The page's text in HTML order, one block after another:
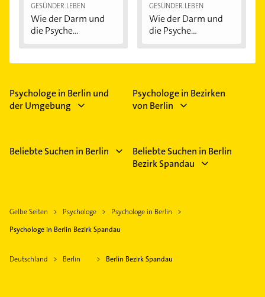
GESÜNDER LEBEN
Wie der Darm und
die Psyche
GESÜNDER LEBEN
Wie der Darm und
die Psyche
Psychologe in Berlin und
der Umgebung
Psychologe in Bezirken
von Berlin
Beliebte Suchen in Berlin
Beliebte Suchen in Berlin
Bezirk Spandau
Gelbe Seiten Psychologe
Psychologe in Berlin
Psychologe in Berlin Bezirk Spandau
Deutschland Berlin Berlin Bezirk Spandau